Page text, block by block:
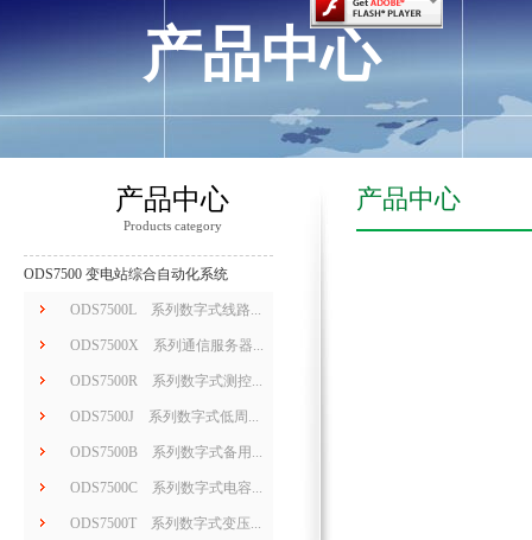
产品中心
产品中心
产品中心
Products category
ODS7500 变电站综合自动化系统
ODS7500L 系列数字式线路...
ODS7500X 系列通信服务器...
ODS7500R 系列数字式测控...
ODS7500J 系列数字式低周...
ODS7500B 系列数字式备用...
ODS7500C 系列数字式电容...
ODS7500T 系列数字式变压...